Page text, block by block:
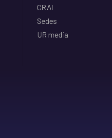
CRAI
Sedes
UR media